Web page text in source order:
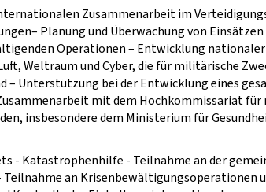
Zusammenarbeit im
Planung und Überwachung von
Operationen – Entwicklung
Weltraum und Cyber, die für militärische
– Unterstützung bei der Entwicklung eines
mit dem Hochkommissariat
insbesondere dem Ministerium für
- Katastrophenhilfe - Teilnahme an der
an Krisenbewältigungsoperationen